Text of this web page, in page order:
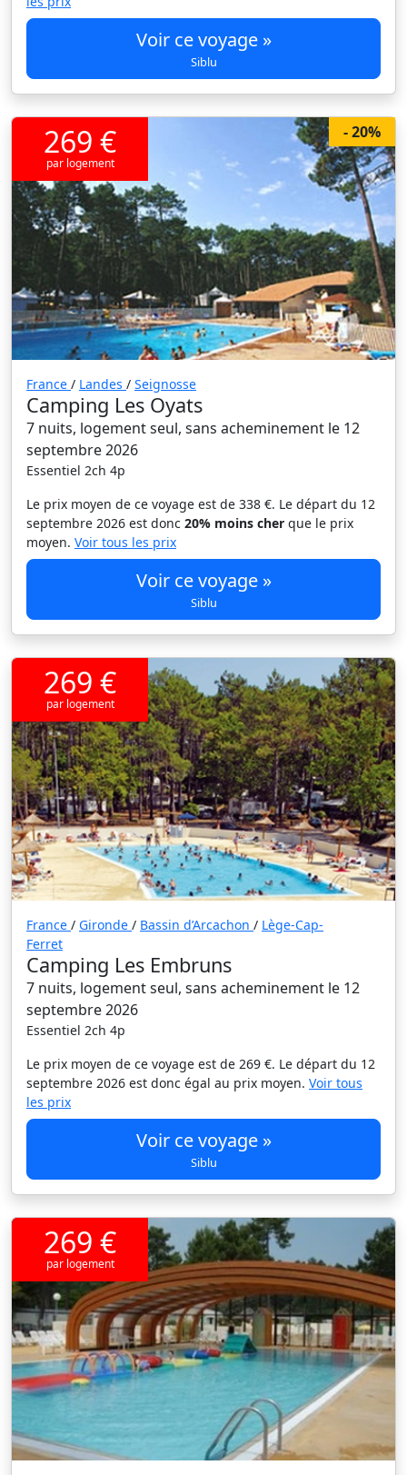
Voir ce voyage »
Siblu
- 20%
269 €
par logement
France / Landes / Seignosse
Camping Les Oyats
7 nuits, logement seul, sans acheminement le 12
septembre 2026
Essentiel 2ch 4p
Le prix moyen de ce voyage est de 338 €. Le départ du 12
septembre 2026 est donc 20% moins cher que le prix
moyen. Voir tous les prix
Voir ce voyage »
Siblu
269 €
par logement
France / Gironde / Bassin d’Arcachon / Lège-Cap-
Ferret
Camping Les Embruns
7 nuits, logement seul, sans acheminement le 12
septembre 2026
Essentiel 2ch 4p
Le prix moyen de ce voyage est de 269 €. Le départ du 12
septembre 2026 est donc égal au prix moyen. Voir tous
les prix
Voir ce voyage »
Siblu
269 €
par logement